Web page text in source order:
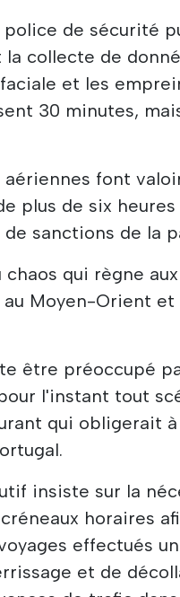
de sécurité
collecte de
et les
30 minutes,
aériennes font
plus de six
sanctions de la
chaos qui règne
Moyen-Orient
être préoccupé
l'instant tout
qui obligerait
insiste sur la
horaires
effectués
et de